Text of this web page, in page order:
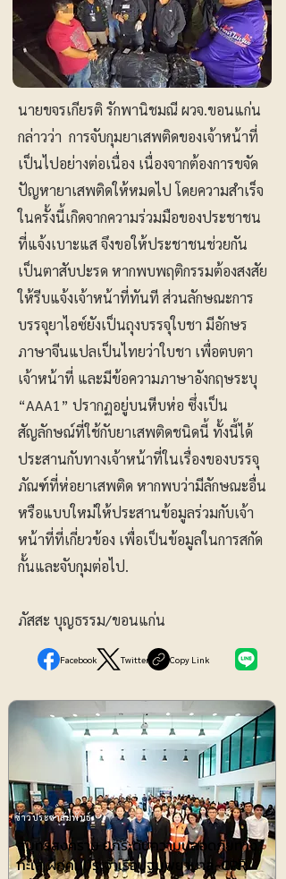
นายขจรเกียรติ รักพานิชมณี ผวจ.ขอนแก่น
กล่าวว่า การจับกุมยาเสพติดของเจ้าหน้าที่
เป็นไปอย่างต่อเนื่อง เนื่องจากต้องการขจัด
ปัญหายาเสพติดให้หมดไป โดยความสำเร็จ
ในครั้งนี้เกิดจากความร่วมมือของประชาชน
ที่แจ้งเบาะแส จึงขอให้ประชาชนช่วยกัน
เป็นตาสับปะรด หากพบพฤติกรรมต้องสงสัย
ให้รีบแจ้งเจ้าหน้าที่ทันที ส่วนลักษณะการ
บรรจุยาไอซ์ยังเป็นถุงบรรจุใบชา มีอักษร
ภาษาจีนแปลเป็นไทยว่าใบชา เพื่อตบตา
เจ้าหน้าที่ และมีข้อความภาษาอังกฤษระบุ
“AAA1” ปรากฏอยู่บนหีบห่อ ซึ่งเป็น
สัญลักษณ์ที่ใช้กับยาเสพติดชนิดนี้ ทั้งนี้ได้
ประสานกับทางเจ้าหน้าที่ในเรื่องของบรรจุ
ภัณฑ์ที่ห่อยาเสพติด หากพบว่ามีลักษณะอื่น
หรือแบบใหม่ให้ประสานข้อมูลร่วมกับเจ้า
หน้าที่ที่เกี่ยวข้อง เพื่อเป็นข้อมูลในการสกัด
กั้นและจับกุมต่อไป.
ภัสสะ บุญธรรม/ขอนแก่น
Facebook Twitter Copy Link
สมุทรสงคราม ยกระดับความปลอดภัยทาง
ทะเล ฝึกคนประจำเรือปฐมพยาบาล-CPR
ข่าวประชาสัมพันธ์